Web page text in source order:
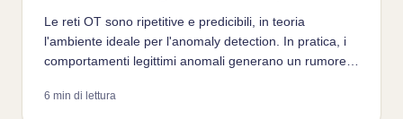
Le reti OT sono ripetitive e predicibili, in teoria
l'ambiente ideale per l'anomaly detection. In pratica, i
comportamenti legittimi anomali generano un rumore
dei progetti di monitoring industriale.
6 min di lettura